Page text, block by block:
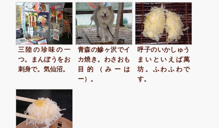
三陸の珍味の一
つ。まんぼうをお
刺身で。気仙沼。
青森の鰺ヶ沢でイ
カ焼き。わさおも
目的（みーは
ー）。
呼子のいかしゅう
まいといえば萬
坊。ふわふわで
す。